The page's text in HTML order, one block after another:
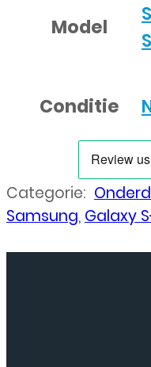
Model
Conditie
Categorie:
Samsung, Galaxy